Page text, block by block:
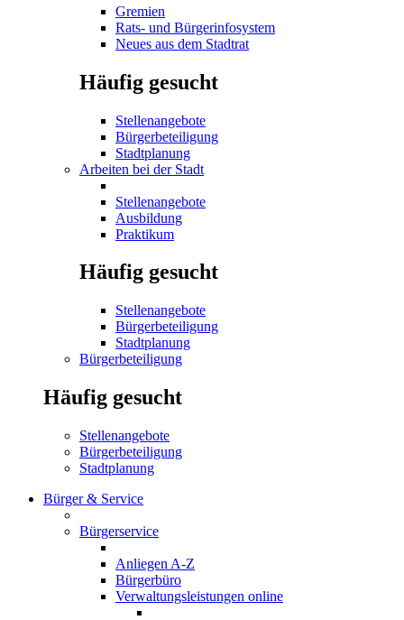
Gremien
Rats- und Bürgerinfosystem
Neues aus dem Stadtrat
Häufig gesucht
Stellenangebote
Bürgerbeteiligung
Stadtplanung
Arbeiten bei der Stadt
Stellenangebote
Ausbildung
Praktikum
Häufig gesucht
Stellenangebote
Bürgerbeteiligung
Stadtplanung
Bürgerbeteiligung
Häufig gesucht
Stellenangebote
Bürgerbeteiligung
Stadtplanung
Bürger & Service
Bürgerservice
Anliegen A-Z
Bürgerbüro
Verwaltungsleistungen online